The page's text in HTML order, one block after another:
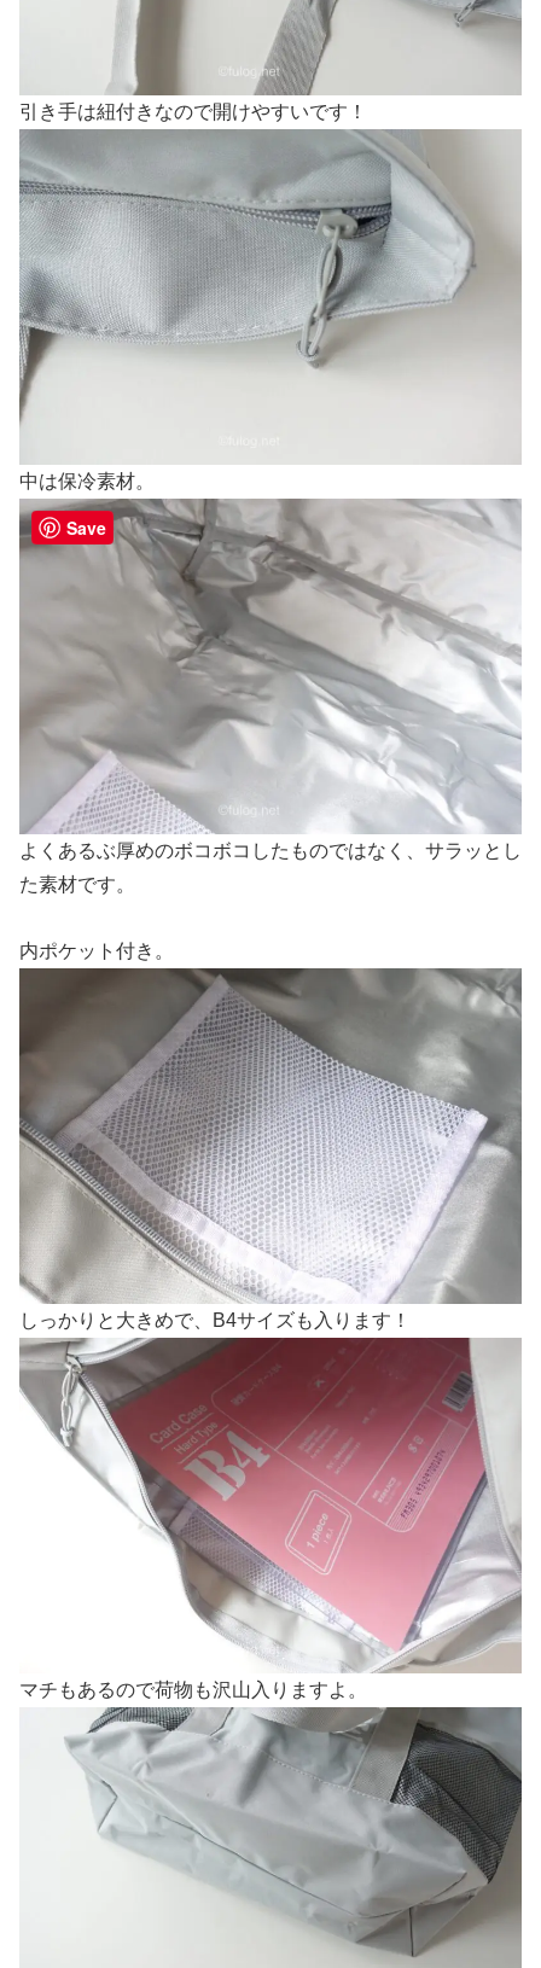
引き手は紐付きなので開けやすいです！
中は保冷素材。
よくあるぶ厚めのボコボコしたものではなく、サラッとし
た素材です。
内ポケット付き。
しっかりと大きめで、B4サイズも入ります！
マチもあるので荷物も沢山入りますよ。
Save